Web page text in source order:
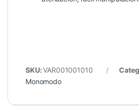
SKU:VAR001001010
Monomodo